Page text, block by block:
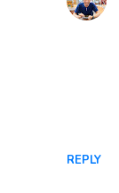
REPLY